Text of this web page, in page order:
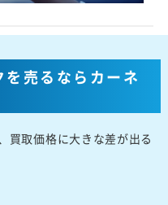
売るならカーネ
買取価格に大きな差が出る